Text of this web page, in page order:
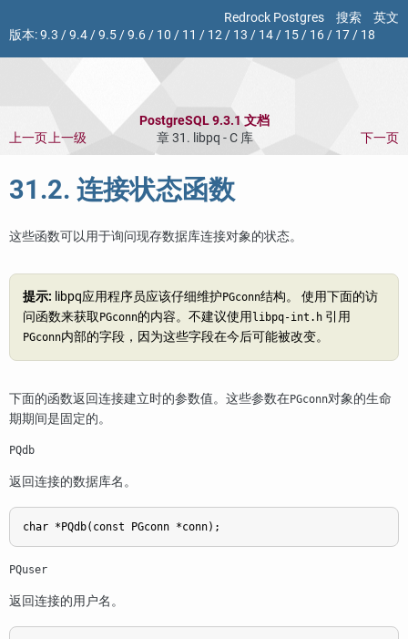
Redrock Postgres 搜索
英文
版本:9.3 /9.4/9.5/9.6/ 10 / 11 / 12/ 13 / 14/ 15/ 16/ 17/ 18
PostgreSQL 9.3.1 文档
上一页上一级 章 31. libpq - C 库 下一页
31.2. 连接状态函数
这些函数可以用于询问现存数据库连接对象的状态。
提示: libpq应用程序员应该仔细维护 PGconn结构。 使用下面的访
问函数来获取 PGconn的内容。不建议使用 libpq-int.h 引用
PGconn内部的字段，因为这些字段在今后可能被改变。
下面的函数返回连接建立时的参数值。这些参数在PGconn对象的生命
期期间是固定的。
PQdb
返回连接的数据库名。
char *PQdb(const PGconn *conn);
PQuser
返回连接的用户名。